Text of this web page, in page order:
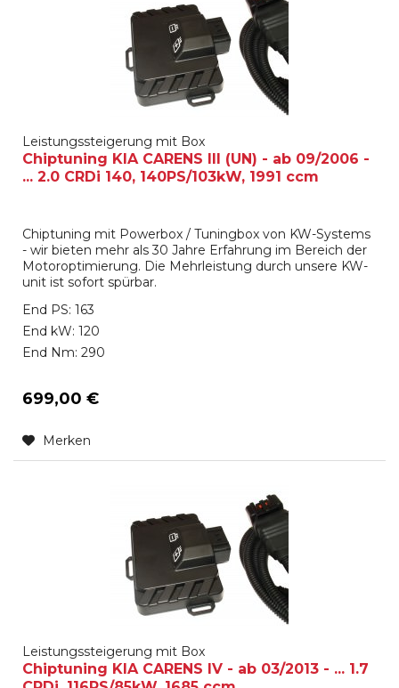
Leistungssteigerung mit Box
Chiptuning KIA CARENS III (UN) - ab 09/2006 -
... 2.0 CRDi 140, 140PS/103kW, 1991 ccm
Chiptuning mit Powerbox / Tuningbox von KW-Systems
- wir bieten mehr als 30 Jahre Erfahrung im Bereich der
Motoroptimierung. Die Mehrleistung durch unsere KW-
unit ist sofort spürbar.
End PS: 163
End kW: 120
End Nm: 290
699,00 €
Merken
Leistungssteigerung mit Box
Chiptuning KIA CARENS IV - ab 03/2013 - ... 1.7